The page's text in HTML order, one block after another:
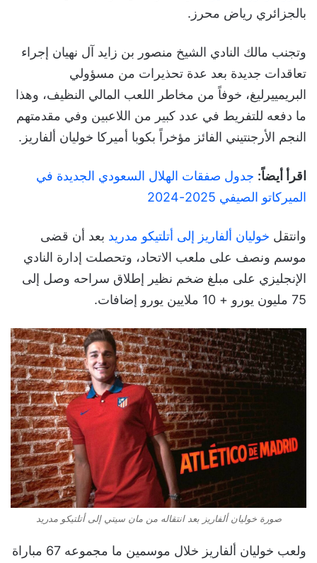
بالجزائري رياض محرز.
وتجنب مالك النادي الشيخ منصور بن زايد آل نهيان إجراء
تعاقدات جديدة بعد عدة تحذيرات من مسؤولي
البريمييرليغ، خوفاً من مخاطر اللعب المالي النظيف، وهذا
ما دفعه للتفريط في عدد كبير من اللاعبين وفي مقدمتهم
النجم الأرجنتيني الفائز مؤخراً بكوبا أميركا خوليان ألفاريز.
اقرأ أيضاً: جدول صفقات الهلال السعودي الجديدة في
الميركاتو الصيفي 2025-2024
وانتقل خوليان ألفاريز إلى أتلتيكو مدريد بعد أن قضى
موسم ونصف على ملعب الاتحاد، وتحصلت إدارة النادي
الإنجليزي على مبلغ ضخم نظير إطلاق سراحه وصل إلى
75 مليون يورو + 10 ملايين يورو إضافات.
صورة خوليان ألفاريز بعد انتقاله من مان سيتي إلى أتلتيكو مدريد
ولعب خوليان ألفاريز خلال موسمين ما مجموعه 67 مباراة